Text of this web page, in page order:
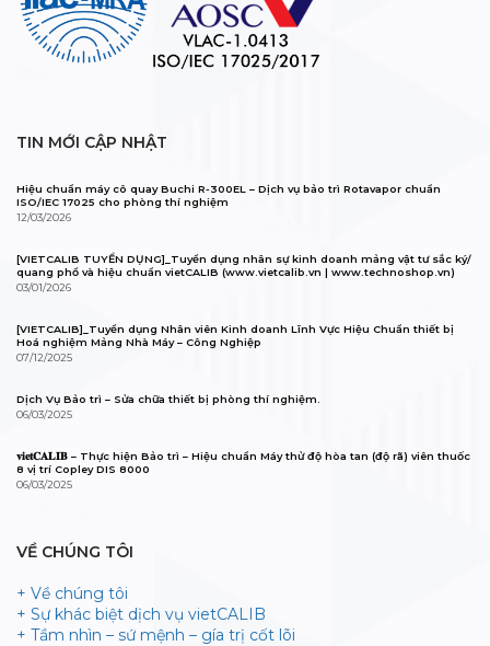
TIN MỚI CẬP NHẬT
Hiệu chuẩn máy cô quay Buchi R-300EL – Dịch vụ bảo trì Rotavapor chuẩn
ISO/IEC 17025 cho phòng thí nghiệm
12/03/2026
[VIETCALIB TUYỂN DỤNG]_Tuyển dụng nhân sự kinh doanh mảng vật tư sắc ký/
quang phổ và hiệu chuẩn vietCALIB (www.vietcalib.vn | www.technoshop.vn)
03/01/2026
[VIETCALIB]_Tuyển dụng Nhân viên Kinh doanh Lĩnh Vực Hiệu Chuẩn thiết bị
Hoá nghiệm Mảng Nhà Máy – Công Nghiệp
07/12/2025
Dịch Vụ Bảo trì – Sửa chữa thiết bị phòng thí nghiệm.
06/03/2025
𝐯𝐢𝐞𝐭𝐂𝐀𝐋𝐈𝐁 – Thực hiện Bảo trì – Hiệu chuẩn Máy thử độ hòa tan (độ rã) viên thuốc
8 vị trí Copley DIS 8000
06/03/2025
VỀ CHÚNG TÔI
+ Về chúng tôi
+ Sự khác biệt dịch vụ vietCALIB
+ Tầm nhìn – sứ mệnh – gía trị cốt lõi